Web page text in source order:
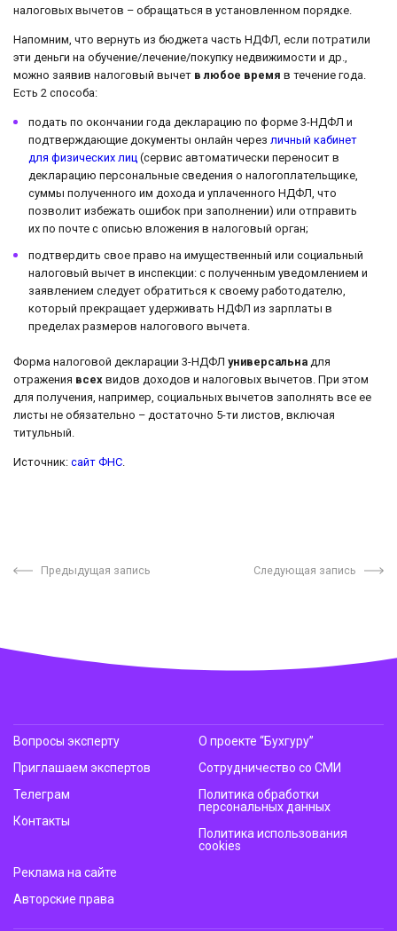
налоговых вычетов – обращаться в установленном порядке.
Напомним, что вернуть из бюджета часть НДФЛ, если потратили
эти деньги на обучение/лечение/покупку недвижимости и др.,
можно заявив налоговый вычет в любое время в течение года.
Есть 2 способа:
подать по окончании года декларацию по форме 3-НДФЛ и
подтверждающие документы онлайн через личный кабинет
для физических лиц (сервис автоматически переносит в
декларацию персональные сведения о налогоплательщике,
суммы полученного им дохода и уплаченного НДФЛ, что
позволит избежать ошибок при заполнении) или отправить
их по почте с описью вложения в налоговый орган;
подтвердить свое право на имущественный или социальный
налоговый вычет в инспекции: с полученным уведомлением и
заявлением следует обратиться к своему работодателю,
который прекращает удерживать НДФЛ из зарплаты в
пределах размеров налогового вычета.
Форма налоговой декларации 3-НДФЛ универсальна для
отражения всех видов доходов и налоговых вычетов. При этом
для получения, например, социальных вычетов заполнять все ее
листы не обязательно – достаточно 5-ти листов, включая
титульный.
Источник: сайт ФНС
Предыдущая запись Следующая запись
Вопросы эксперту
Приглашаем экспертов
Телеграм
Контакты
О проекте “Бухгуру”
Сотрудничество со СМИ
Политика обработки
персональных данных
Политика использования
cookies
Реклама на сайте
Авторские права